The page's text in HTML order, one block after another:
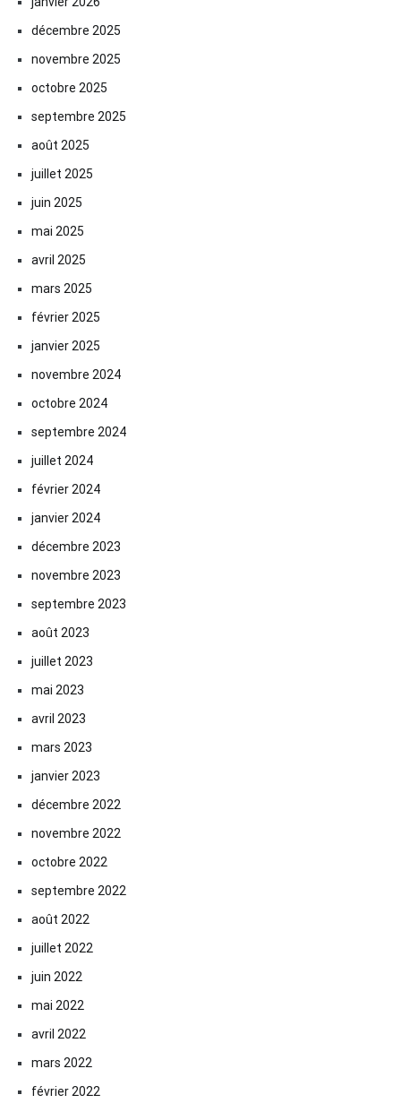
décembre 2025
novembre 2025
octobre 2025
septembre 2025
août 2025
juillet 2025
juin 2025
mai 2025
avril 2025
mars 2025
février 2025
janvier 2025
novembre 2024
octobre 2024
septembre 2024
juillet 2024
février 2024
janvier 2024
décembre 2023
novembre 2023
septembre 2023
août 2023
juillet 2023
mai 2023
avril 2023
mars 2023
janvier 2023
décembre 2022
novembre 2022
octobre 2022
septembre 2022
août 2022
juillet 2022
juin 2022
mai 2022
avril 2022
mars 2022
février 2022